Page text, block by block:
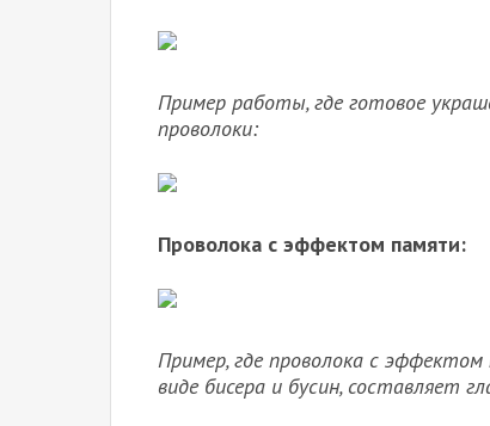
Пример работы, где готовое
проволоки:
Проволока с эффектом памяти:
Пример, где проволока с
виде бисера и бусин, составляет